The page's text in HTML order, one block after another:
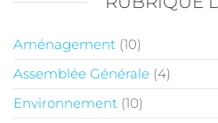
Aménagement (10)
Assemblée Générale (4)
Environnement (10)